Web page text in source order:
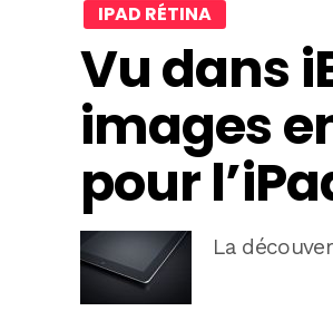
IPAD RÉTINA
Vu dans
images
pour
La